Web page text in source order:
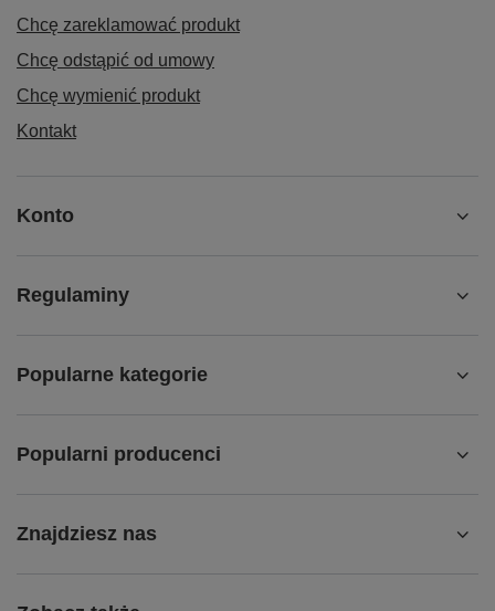
Chcę zareklamować produkt
Chcę odstąpić od umowy
Chcę wymienić produkt
Kontakt
Konto
Regulaminy
Popularne kategorie
Popularni producenci
Znajdziesz nas